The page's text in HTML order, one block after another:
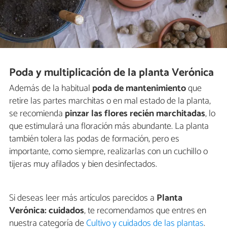
Poda y multiplicación de la planta Verónica
Además de la habitual poda de mantenimientoque
retire las partes marchitas o en mal estado de la planta,
se recomienda pinzar las flores recién marchitadas, lo
que estimulará una floración más abundante. La planta
también tolera las podas de formación, pero es
importante, como siempre, realizarlas con un cuchillo o
tijeras muy afilados y bien desinfectados.
Si deseas leer más artículos parecidos a Planta
Verónica: cuidados, te recomendamos que entres en
nuestra categoría deCultivo y cuidados de las plantas.